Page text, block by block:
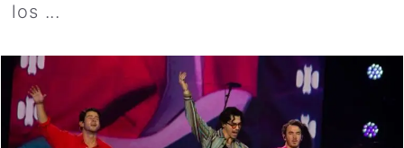
los ...